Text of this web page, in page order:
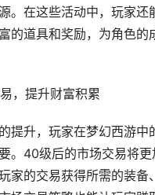
。在这些活动中，玩家还
的道具和奖励，为角色的
，提升财富积累
提升，玩家在梦幻西游中
。40级后的市场交易将
家的交易获得所需的装备